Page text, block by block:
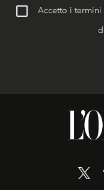
Accetto i termini